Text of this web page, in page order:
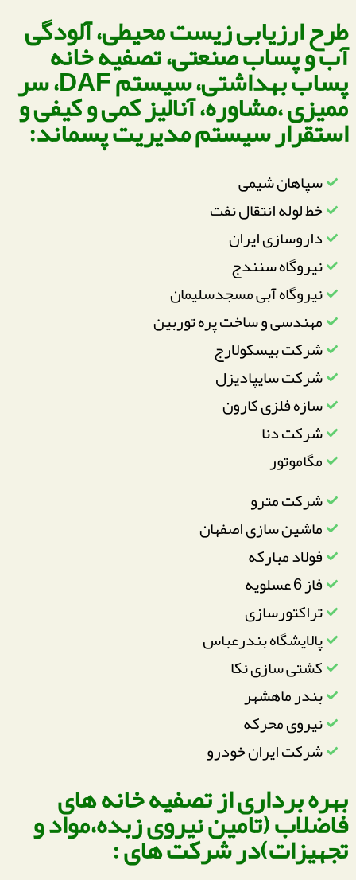
طرح ارزیابی زیست محیطی، آلودگی
آب و پساب صنعتی، تصفیه خانهپساب بهداشتی، سیستم DAF، سر
ممیزی ،مشاوره، آناليز کمی و کیفی و
استقرار سيستم مديريت پسماند:
سپاهان شیمی
خط لوله انتقال نفت
داروسازی ایران
نیروگاه سنندج
نیروگاه آبی مسجدسلیمان
مهندسی و ساخت پره توربین
شرکت بیسکولارج
شرکت سایپادیزل
سازه فلزی کارون
شرکت دنا
مگاموتور
شرکت مترو
ماشین سازی اصفهان
فولاد مبارکه
فاز 6 عسلویه
تراکتورسازی
پالایشگاه بندرعباس
کشتی سازی نکا
بندر ماهشهر
نیروی محرکه
شرکت ایران خودرو
بهره برداری از تصفیه خانه های
فاضلاب (تامین نیروی زبده،مواد و
تجهیزات)در شرکت های :